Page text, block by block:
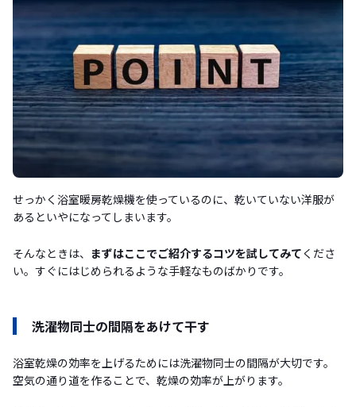
せっかく浴室暖房乾燥機を使っているのに、乾いていない洋服が
あるといやになってしまいます。
そんなときは、 まずはここでご紹介するコツを試してみて くださ
い。すぐにはじめられるような手軽なものばかりです。
洗濯物同士の間隔をあけて干す
浴室乾燥の効率を上げるためには洗濯物同士の間隔が大切です。
空気の通り道を作ることで、乾燥の効率が上がります。